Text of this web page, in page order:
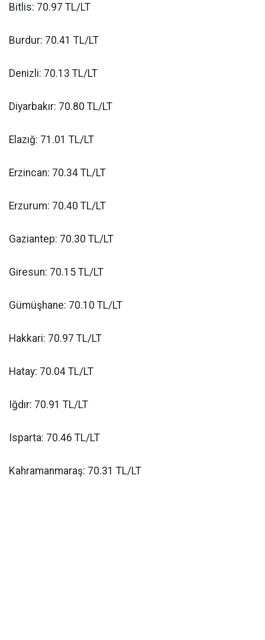
Bitlis: 70.97 TL/LT
Burdur: 70.41 TL/LT
Denizli: 70.13 TL/LT
Diyarbakır: 70.80 TL/LT
Elazığ: 71.01 TL/LT
Erzincan: 70.34 TL/LT
Erzurum: 70.40 TL/LT
Gaziantep: 70.30 TL/LT
Giresun: 70.15 TL/LT
Gümüşhane: 70.10 TL/LT
Hakkari: 70.97 TL/LT
Hatay: 70.04 TL/LT
Iğdır: 70.91 TL/LT
Isparta: 70.46 TL/LT
Kahramanmaraş: 70.31 TL/LT